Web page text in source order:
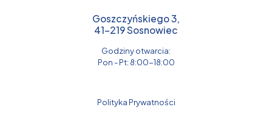
Goszczyńskiego 3,
41-219 Sosnowiec
Godziny otwarcia:
Pon - Pt: 8:00-18:00
Polityka Prywatności